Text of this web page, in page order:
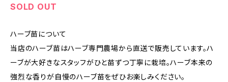
SOLD OUT
ハーブ苗について
当店のハーブ苗はハーブ専門農場から直送で販売しています。ハ
ーブが大好きなスタッフがひと苗ずつ丁寧に栽培。ハーブ本来の
強烈な香りが自慢のハーブ苗をぜひお楽しみください。